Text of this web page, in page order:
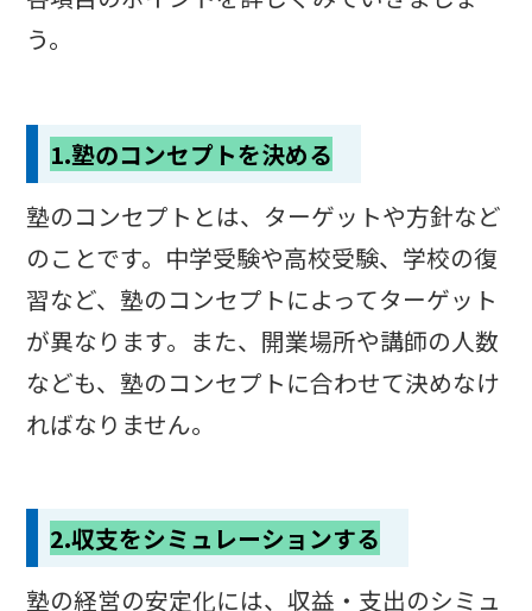
う。
1.塾のコンセプトを決める
塾のコンセプトとは、ターゲットや方針など
のことです。中学受験や高校受験、学校の復
習など、塾のコンセプトによってターゲット
が異なります。また、開業場所や講師の人数
なども、塾のコンセプトに合わせて決めなけ
ればなりません。
2.収支をシミュレーションする
塾の経営の安定化には、収益・支出のシミュ